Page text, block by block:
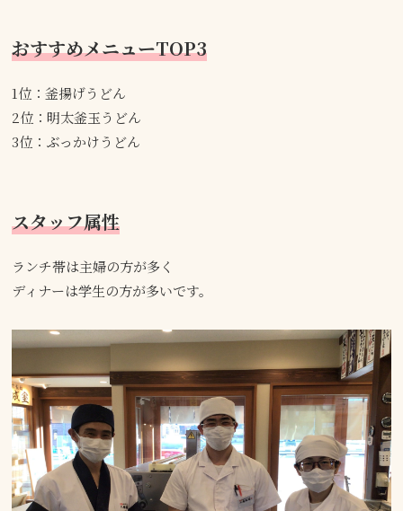
おすすめメニューTOP3
1位：釜揚げうどん
2位：明太釜玉うどん
3位：ぶっかけうどん
スタッフ属性
ランチ帯は主婦の方が多く
ディナーは学生の方が多いです。